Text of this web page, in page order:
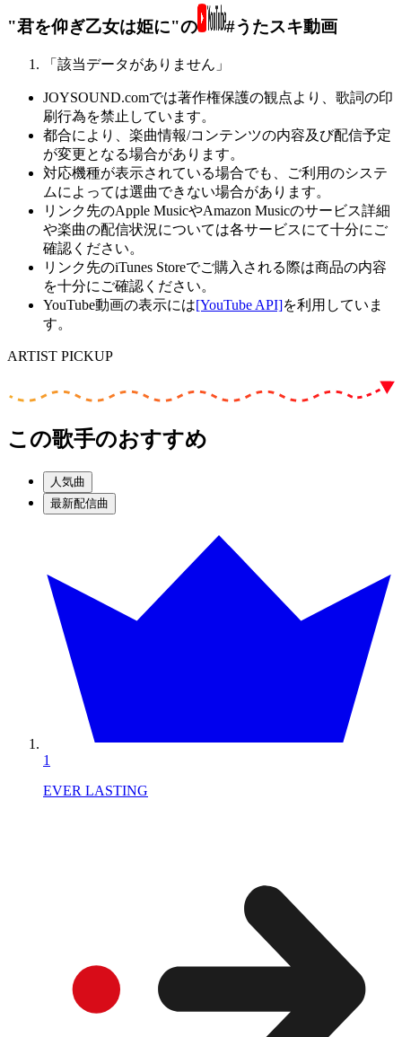
"君を仰ぎ乙女は姫に"の #うたスキ動画
「該当データがありません」
JOYSOUND.comでは著作権保護の観点より、歌詞の印
刷行為を禁止しています。
都合により、楽曲情報/コンテンツの内容及び配信予定
が変更となる場合があります。
対応機種が表示されている場合でも、ご利用のシステ
ムによっては選曲できない場合があります。
リンク先のApple MusicやAmazon Musicのサービス詳細
や楽曲の配信状況については各サービスにて十分にご
確認ください。
リンク先のiTunes Storeでご購入される際は商品の内容
を十分にご確認ください。
YouTube動画の表示には[YouTube API]を利用していま
す。
ARTIST PICKUP
この歌手のおすすめ
人気曲
最新配信曲
1
EVER LASTING